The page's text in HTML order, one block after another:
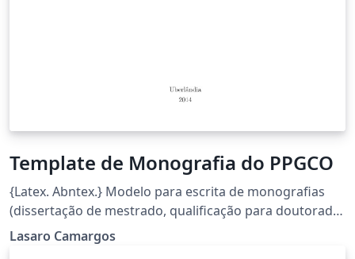
Template de Monografia do PPGCO
{Latex. Abntex.} Modelo para escrita de monografias
(dissertação de mestrado, qualificação para doutorado,
e tese de doutorado), do programa de Pós Graduação
em Ciência da Computação da Faculdade de
Lasaro Camargos